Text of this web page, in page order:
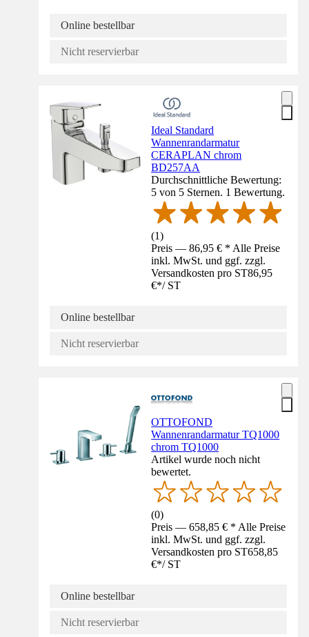
Online bestellbar
Nicht reservierbar
Ideal Standard
Wannenrandarmatur
CERAPLAN chrom
BD257AA
Durchschnittliche Bewertung:
5 von 5 Sternen. 1 Bewertung.
(1)
Preis — 86,95 € * Alle Preise
inkl. MwSt. und ggf. zzgl.
Versandkosten pro ST86,95
€*/ ST
Online bestellbar
Nicht reservierbar
OTTOFOND
Wannenrandarmatur TQ1000
chrom TQ1000
Artikel wurde noch nicht
bewertet.
(0)
Preis — 658,85 € * Alle Preise
inkl. MwSt. und ggf. zzgl.
Versandkosten pro ST658,85
€*/ ST
Online bestellbar
Nicht reservierbar